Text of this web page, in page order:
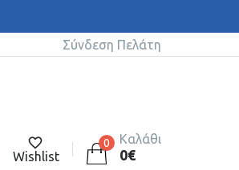
Σύνδεση Πελάτη
Wishlist
0 Καλάθι
0€